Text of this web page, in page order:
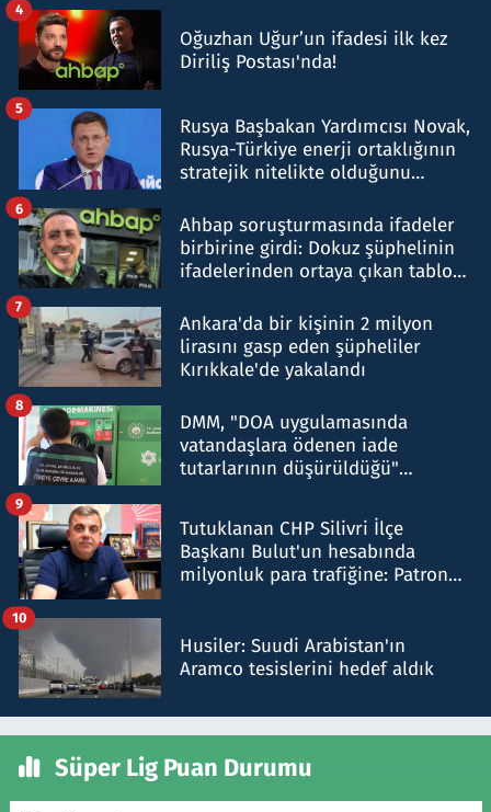
Oğuzhan Uğur’un ifadesi ilk kez
Diriliş Postası'nda!
4
Rusya Başbakan Yardımcısı Novak,
Rusya-Türkiye enerji ortaklığının
stratejik nitelikte olduğunu
5
Ahbap soruşturmasında ifadeler
birbirine girdi: Dokuz şüphelinin
ifadelerinden ortaya çıkan tablo
6
Ankara'da bir kişinin 2 milyon
lirasını gasp eden şüpheliler
Kırıkkale'de yakalandı
7
DMM, "DOA uygulamasında
vatandaşlara ödenen iade
tutarlarının düşürüldüğü"
8
Tutuklanan CHP Silivri İlçe
Başkanı Bulut'un hesabında
milyonluk para trafiğine: Patron
9
Husiler: Suudi Arabistan'ın
Aramco tesislerini hedef aldık
10
Süper Lig Puan Durumu